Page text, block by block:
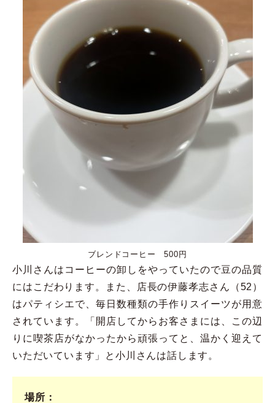
ブレンドコーヒー 500円
小川さんはコーヒーの卸しをやっていたので豆の品質
にはこだわります。また、店長の伊藤孝志さん（52）
はパティシエで、毎日数種類の手作りスイーツが用意
されています。「開店してからお客さまには、この辺
りに喫茶店がなかったから頑張ってと、温かく迎えて
いただいています」と小川さんは話します。
場所